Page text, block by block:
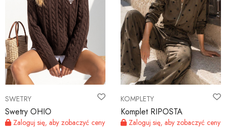
SWETRY
Swetry OHIO
Zaloguj się, aby zobaczyć ceny
KOMPLETY
Komplet RIPOSTA
Zaloguj się, aby zobaczyć ceny